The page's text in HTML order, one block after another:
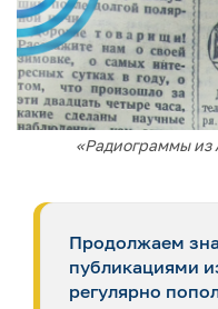
«Радиограммы из
Продолжаем
публикациями
регулярно